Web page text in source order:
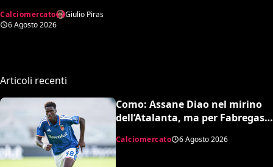
e Diaby al Bayer”
Calciomercato
Giulio Piras
6 Agosto 2026
Articoli recenti
Como: Assane Diao nel mirino
dell’Atalanta, ma per Fabregas
Calciomercato 6 Agosto 2026